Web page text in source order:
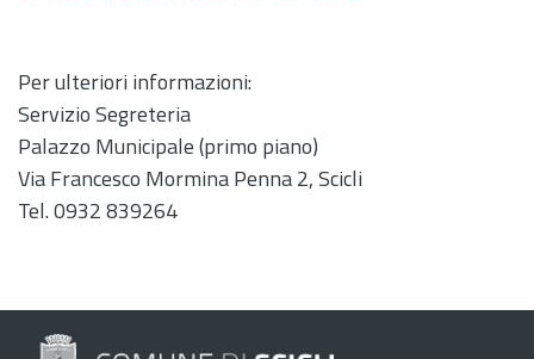
Per ulteriori informazioni:
Servizio Segreteria
Palazzo Municipale (primo piano)
Via Francesco Mormina Penna 2, Scicli
Tel. 0932 839264